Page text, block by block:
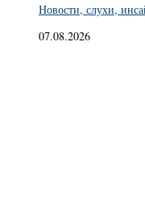
Новости, слухи,
07.08.2026